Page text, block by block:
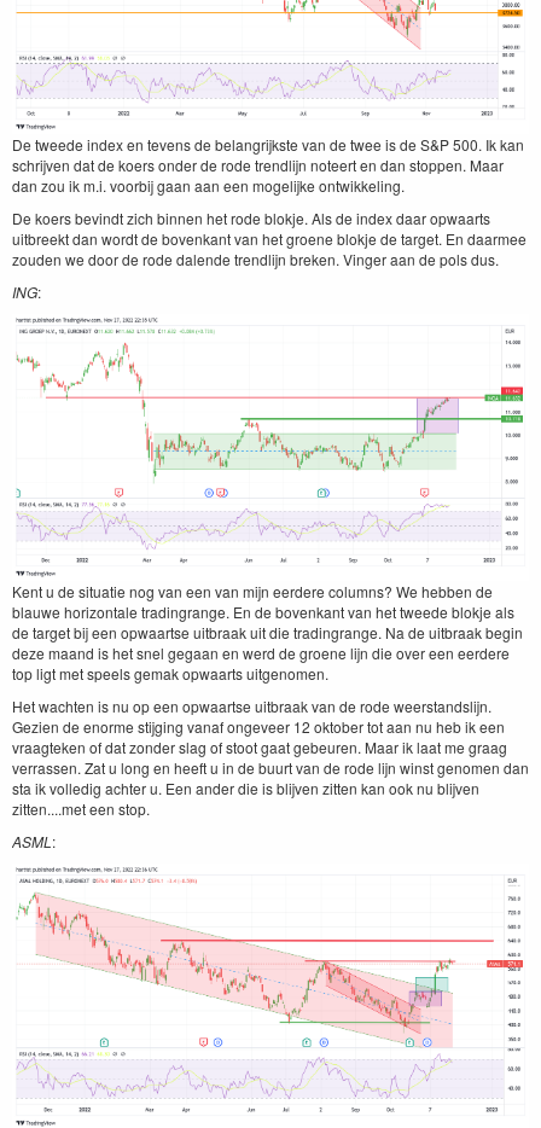
De tweede index en tevens de belangrijkste van de twee is de S&P 500. Ik kan
schrijven dat de koers onder de rode trendlijn noteert en dan stoppen. Maar
dan zou ik m.i. voorbij gaan aan een mogelijke ontwikkeling.
De koers bevindt zich binnen het rode blokje. Als de index daar opwaarts
uitbreekt dan wordt de bovenkant van het groene blokje de target. En daarmee
zouden we door de rode dalende trendlijn breken. Vinger aan de pols dus.
ING:
Kent u de situatie nog van een van mijn eerdere columns? We hebben de
blauwe horizontale tradingrange. En de bovenkant van het tweede blokje als
de target bij een opwaartse uitbraak uit die tradingrange. Na de uitbraak begin
deze maand is het snel gegaan en werd de groene lijn die over een eerdere
top ligt met speels gemak opwaarts uitgenomen.
Het wachten is nu op een opwaartse uitbraak van de rode weerstandslijn.
Gezien de enorme stijging vanaf ongeveer 12 oktober tot aan nu heb ik een
vraagteken of dat zonder slag of stoot gaat gebeuren. Maar ik laat me graag
verrassen. Zat u long en heeft u in de buurt van de rode lijn winst genomen dan
sta ik volledig achter u. Een ander die is blijven zitten kan ook nu blijven
zitten....met een stop.
ASML :